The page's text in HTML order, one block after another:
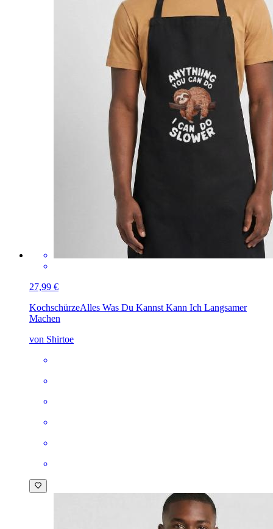
27,99 €
KochschürzeAlles Was Du Kannst Kann Ich Langsamer
Machen
von Shirtoe